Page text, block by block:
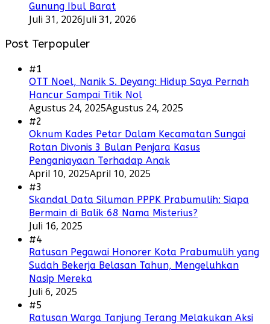
Gunung Ibul Barat
Juli 31, 2026Juli 31, 2026
Post Terpopuler
#1
OTT Noel, Nanik S. Deyang: Hidup Saya Pernah
Hancur Sampai Titik Nol
Agustus 24, 2025Agustus 24, 2025
#2
Oknum Kades Petar Dalam Kecamatan Sungai
Rotan Divonis 3 Bulan Penjara Kasus
Penganiayaan Terhadap Anak
April 10, 2025April 10, 2025
#3
Skandal Data Siluman PPPK Prabumulih: Siapa
Bermain di Balik 68 Nama Misterius?
Juli 16, 2025
#4
Ratusan Pegawai Honorer Kota Prabumulih yang
Sudah Bekerja Belasan Tahun, Mengeluhkan
Nasip Mereka
Juli 6, 2025
#5
Ratusan Warga Tanjung Terang Melakukan Aksi